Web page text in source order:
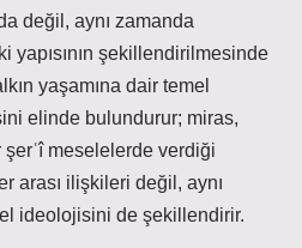
değil, aynı zamanda
yapısının şekillendirilmesinde
yaşamına dair temel
elinde bulundurur; miras,
meselelerde verdiği
arası ilişkileri değil, aynı
ideolojisini de şekillendirir.